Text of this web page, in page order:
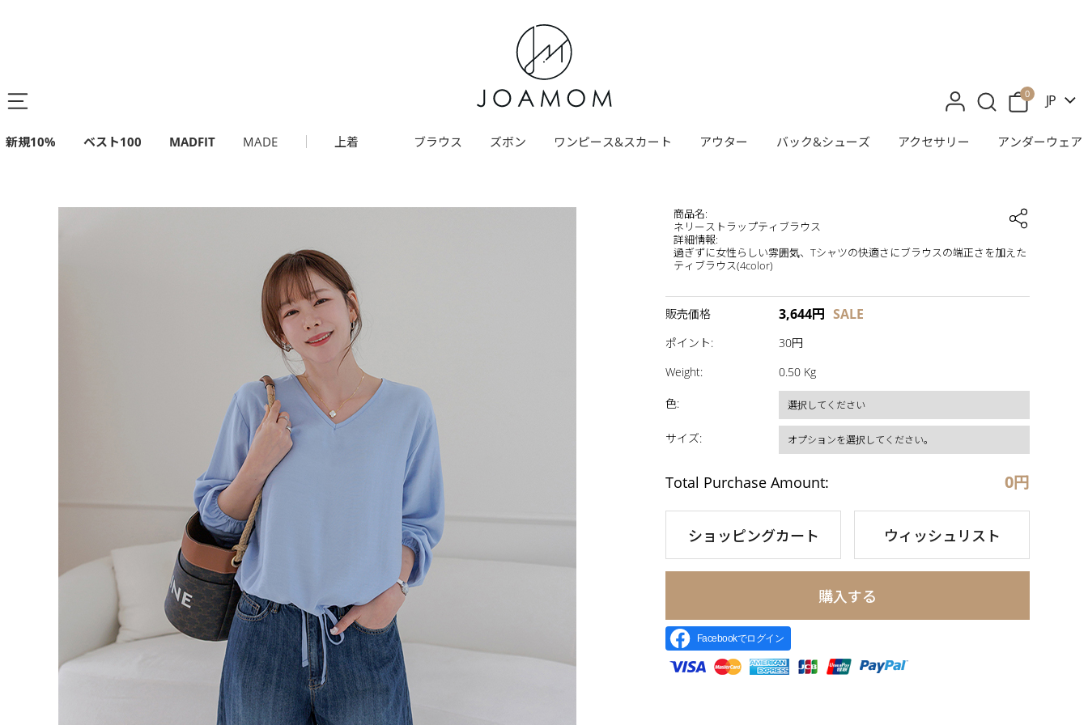
0 JP
新規10% ベスト100 MADFIT MADE 上着 ブラウス ズボン ワンピース&スカート アウター バック&シューズ アクセサリー アンダーウェア
商品名:
ネリーストラップティブラウス
詳細情報:
過ぎずに女性らしい雰囲気、Tシャツの快適さにブラウスの端正さを加えた
ティブラウス(4color)
販売価格 3,644円 SALE
ポイント:
30円
Weight: 0.50 Kg
色:
サイズ:
Total Purchase Amount: 0円
ショッピングカート ウィッシュリスト
購入する
Facebookでログイン